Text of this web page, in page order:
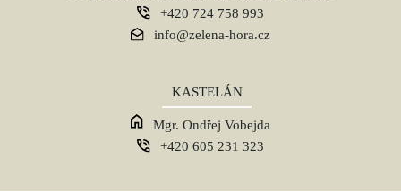
+420 724 758 993
info@zelena-hora.cz
KASTELÁN
Mgr. Ondřej Vobejda
+420 605 231 323